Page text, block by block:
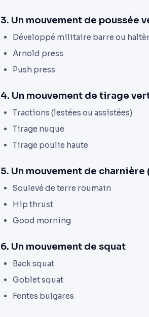
3. Un mouvement de poussée
Développé militaire barre ou
Arnold press
Push press
4. Un mouvement de tirage
Tractions (lestées ou assistées)
Tirage nuque
Tirage poulie haute
5. Un mouvement de
Soulevé de terre roumain
Hip thrust
Good morning
6. Un mouvement de squat
Back squat
Goblet squat
Fentes bulgares